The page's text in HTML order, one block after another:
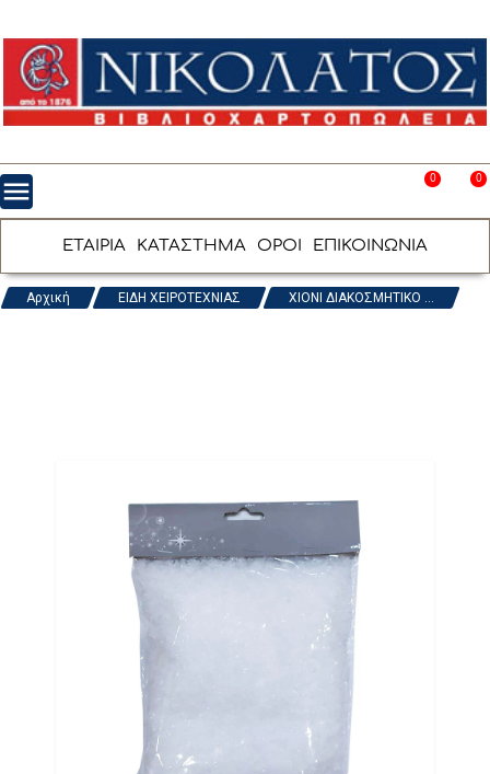
menu 0
favorite_border 0
shopping_cart
ΕΤΑΙΡΙΑ ΚΑΤΑΣΤΗΜΑ ΟΡΟΙ ΕΠΙΚΟΙΝΩΝΙΑ
Αρχική ΕΙΔΗ ΧΕΙΡΟΤΕΧΝΙΑΣ ΧΙΟΝΙ ΔΙΑΚΟΣΜΗΤΙΚΟ ...